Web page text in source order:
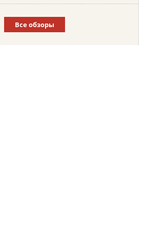
Все обзоры